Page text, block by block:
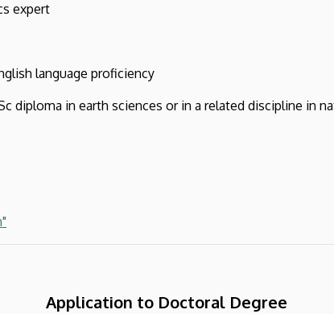
expert
language proficiency
diploma in earth sciences or in a related discipline in
Application to Doctoral Degree